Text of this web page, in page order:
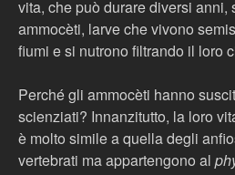
vita, che può durare diversi anni,
ammocèti, larve che vivono
fiumi e si nutrono filtrando il loro
Perché gli ammocèti hanno
scienziati? Innanzitutto, la loro
è molto simile a quella degli
vertebrati ma appartengono al